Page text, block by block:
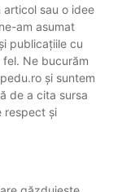
sau o idee
am asumat
publicațiile cu
Ne bucurăm
și suntem
de a cita sursa
respect și